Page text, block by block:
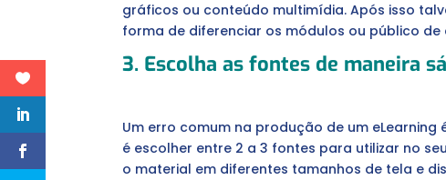
gráficos ou conteúdo multimídia. Após isso
forma de diferenciar os módulos ou público
3. Escolha as fontes de maneira
Um erro comum na produção de um
é escolher entre 2 a 3 fontes para utilizar no
o material em diferentes tamanhos de tela e